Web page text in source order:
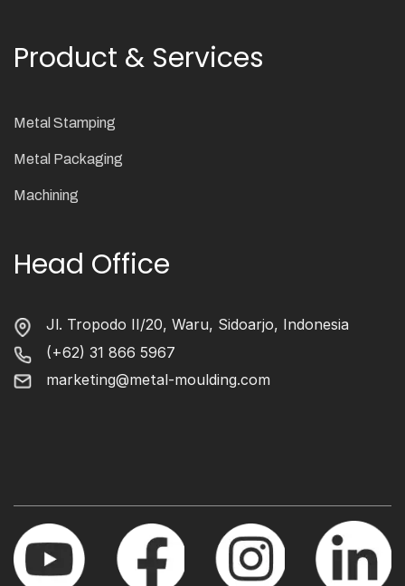
Product & Services
Metal Stamping
Metal Packaging
Machining
Head Office
Jl. Tropodo II/20, Waru, Sidoarjo, Indonesia
(+62) 31 866 5967
marketing@metal-moulding.com